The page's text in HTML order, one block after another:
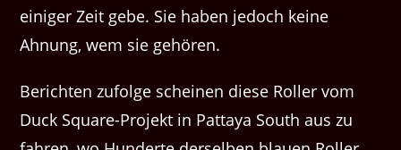
einiger Zeit gebe. Sie haben jedoch keine
Ahnung, wem sie gehören.
Berichten zufolge scheinen diese Roller vom
Duck Square-Projekt in Pattaya South aus zu